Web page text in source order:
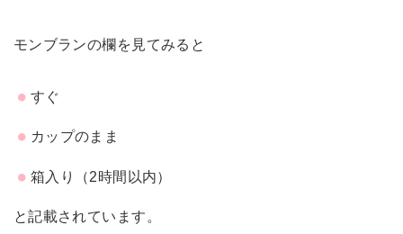
モンブランの欄を見てみると
すぐ
カップのまま
箱入り（2時間以内）
と記載されています。